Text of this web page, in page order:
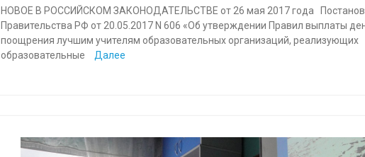
НОВОЕ В РОССИЙСКОМ ЗАКОНОДАТЕЛЬСТВЕ от 26 мая 2017 года
Правительства РФ от 20.05.2017 N 606 «Об утверждении Правил выплаты
поощрения лучшим учителям образовательных организаций, реализующих
образовательные
Далее